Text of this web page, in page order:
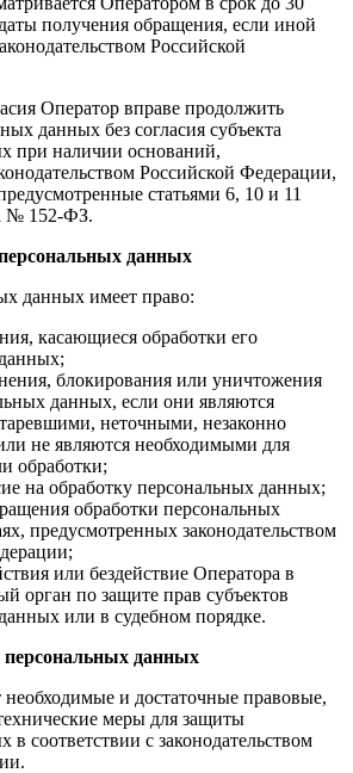
получения обращения, если иной
Российской
Оператор вправе продолжить
данных без согласия субъекта
при наличии оснований,
Российской Федерации,
статьями 6, 10 и 11
№ 152-ФЗ.
данных
данных имеет право:
касающиеся обработки его
блокирования или уничтожения
данных, если они являются
неточными, незаконно
не являются необходимыми для
обработки;
на обработку персональных данных;
обработки персональных
предусмотренных законодательством
или бездействие Оператора в
орган по защите прав субъектов
или в судебном порядке.
данных
и достаточные правовые,
меры для защиты
соответствии с законодательством